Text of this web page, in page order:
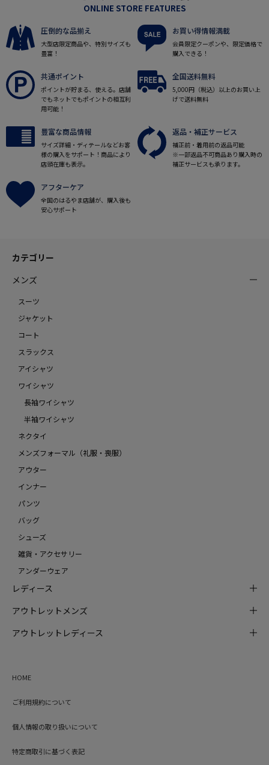
ONLINE STORE FEATURES
圧倒的な品揃え
大型店限定商品や、特別サイズも
豊富！
お買い得情報満載
会員限定クーポンや、限定価格で
購入できる！
共通ポイント
ポイントが貯まる、使える。店舗
でもネットでもポイントの相互利
用可能！
全国送料無料
5,000円（税込）以上のお買い上
げで送料無料
豊富な商品情報
サイズ詳細・ディテールなどお客
様の購入をサポート！商品により
店頭在庫も表示。
返品・補正サービス
補正前・着用前の返品可能
※一部返品不可商品あり購入時の
補正サービスも承ります。
アフターケア
全国のはるやま店舗が、購入後も
安心サポート
カテゴリー
メンズ
スーツ
ジャケット
コート
スラックス
アイシャツ
ワイシャツ
長袖ワイシャツ
半袖ワイシャツ
ネクタイ
メンズフォーマル（礼服・喪服）
アウター
インナー
パンツ
バッグ
シューズ
雑貨・アクセサリー
アンダーウェア
レディース
アウトレットメンズ
アウトレットレディース
HOME
ご利用規約について
個人情報の取り扱いについて
特定商取引に基づく表記